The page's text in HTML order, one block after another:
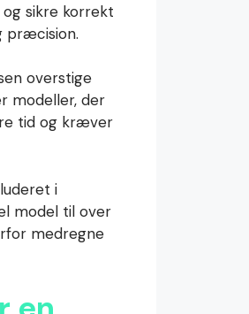
sikre korrekt
præcision.
overstige
modeller, der
tid og kræver
i
model til over
medregne